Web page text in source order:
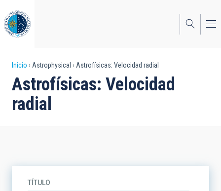
al
contenido
principal
Sobrescribir
enlaces
de
Inicio Astrophysical Astrofísicas: Velocidad radial
Astrofísicas: Velocidad
radial
TÍTULO